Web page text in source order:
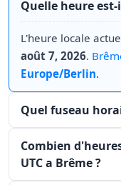
Quelle heure
L'heure locale
août 7, 2026.
Europe/Berlin.
Quel fuseau
Combien
UTC a Brême ?